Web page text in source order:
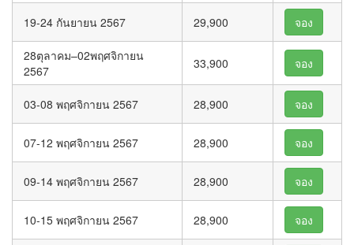
19-24 กันยายน 2567 29,900 จอง
28ตุลาคม–02พฤศจิกายน
2567
33,900 จอง
03-08 พฤศจิกายน 2567 28,900 จอง
07-12 พฤศจิกายน 2567 28,900 จอง
09-14 พฤศจิกายน 2567 28,900 จอง
10-15 พฤศจิกายน 2567 28,900 จอง